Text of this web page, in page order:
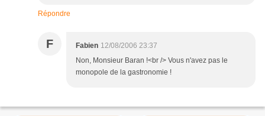
Répondre
F Fabien 12/08/2006 23:37
Non, Monsieur Baran !<br /> Vous n'avez pas le
monopole de la gastronomie !